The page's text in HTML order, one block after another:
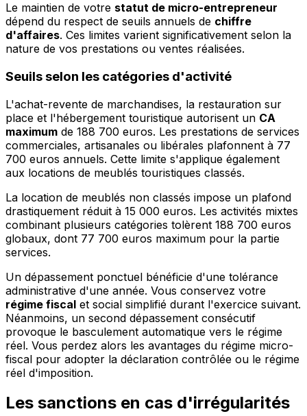
Le maintien de votre statut de micro-entrepreneur
dépend du respect de seuils annuels de chiffre
d'affaires. Ces limites varient significativement selon la
nature de vos prestations ou ventes réalisées.
Seuils selon les catégories d'activité
L'achat-revente de marchandises, la restauration sur
place et l'hébergement touristique autorisent un CA
maximum de 188 700 euros. Les prestations de services
commerciales, artisanales ou libérales plafonnent à 77
700 euros annuels. Cette limite s'applique également
aux locations de meublés touristiques classés.
La location de meublés non classés impose un plafond
drastiquement réduit à 15 000 euros. Les activités mixtes
combinant plusieurs catégories tolèrent 188 700 euros
globaux, dont 77 700 euros maximum pour la partie
services.
Un dépassement ponctuel bénéficie d'une tolérance
administrative d'une année. Vous conservez votre
régime fiscal et social simplifié durant l'exercice suivant.
Néanmoins, un second dépassement consécutif
provoque le basculement automatique vers le régime
réel. Vous perdez alors les avantages du régime micro-
fiscal pour adopter la déclaration contrôlée ou le régime
réel d'imposition.
Les sanctions en cas d'irrégularités